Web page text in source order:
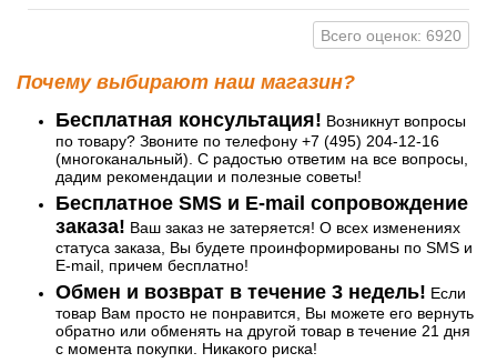
Всего оценок: 6920
Почему выбирают наш магазин?
Бесплатная консультация! Возникнут вопросы
по товару? Звоните по телефону +7 (495) 204-12-16
(многоканальный). С радостью ответим на все вопросы,
дадим рекомендации и полезные советы!
Бесплатное SMS и E-mail сопровождение
заказа! Ваш заказ не затеряется! О всех изменениях
статуса заказа, Вы будете проинформированы по SMS и
E-mail, причем бесплатно!
Обмен и возврат в течение 3 недель! Если
товар Вам просто не понравится, Вы можете его вернуть
обратно или обменять на другой товар в течение 21 дня
с момента покупки. Никакого риска!